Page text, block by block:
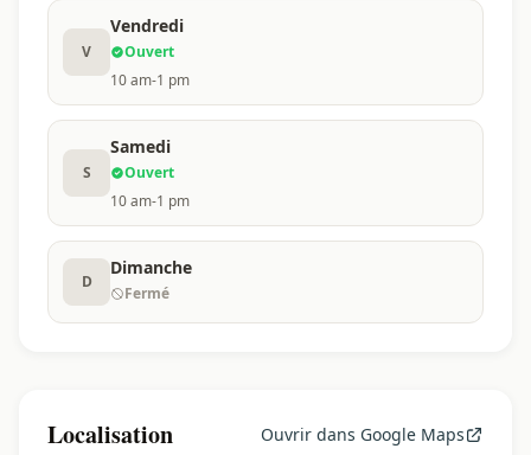
V
Vendredi
Ouvert
10 am-1 pm
S
Samedi
Ouvert
10 am-1 pm
D
Dimanche
Fermé
Localisation Ouvrir dans Google Maps